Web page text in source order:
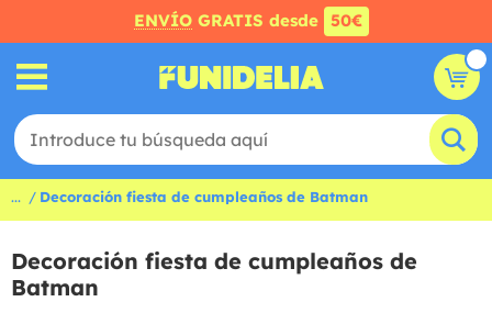
ENVÍO GRATIS desde 50€
... Decoración fiesta de cumpleaños de Batman
Decoración fiesta de cumpleaños de
Batman